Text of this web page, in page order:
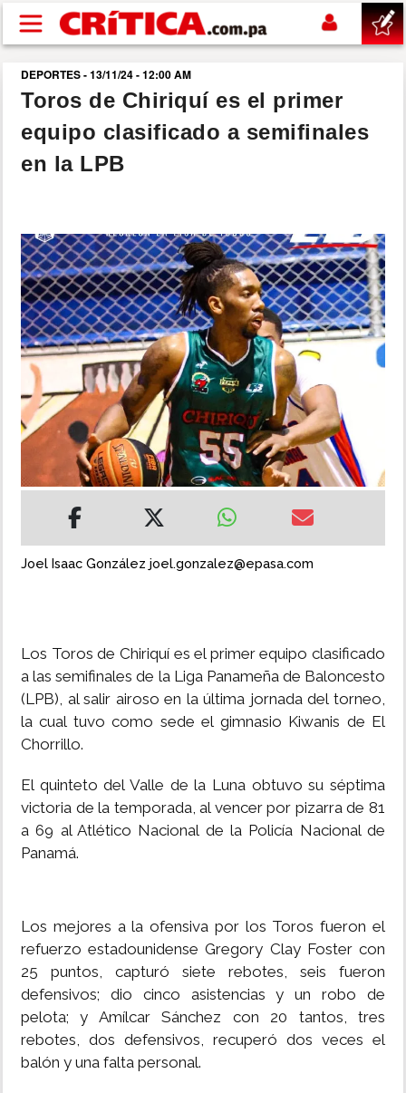
Pasar al contenido principal
buscar
SUCESOS
POLÍTICA
SHOW
DEPORTES
MUNDO
INSÓLITAS
MULTIMEDIA
IMPRESO
DEPORTES - 13/11/24 - 12:00 AM
Toros de Chiriquí es el primer
equipo clasificado a semifinales
en la LPB
Joel Isaac González joel.gonzalez@epasa.com
Los Toros de Chiriquí es el primer equipo clasificado
a las semifinales de la Liga Panameña de Baloncesto
(LPB), al salir airoso en la última jornada del torneo,
la cual tuvo como sede el gimnasio Kiwanis de El
Chorrillo.
El quinteto del Valle de la Luna obtuvo su séptima
victoria de la temporada, al vencer por pizarra de 81
a 69 al Atlético Nacional de la Policía Nacional de
Panamá.
Los mejores a la ofensiva por los Toros fueron el
refuerzo estadounidense Gregory Clay Foster con
25 puntos, capturó siete rebotes, seis fueron
defensivos; dio cinco asistencias y un robo de
pelota; y Amílcar Sánchez con 20 tantos, tres
rebotes, dos defensivos, recuperó dos veces el
balón y una falta personal.